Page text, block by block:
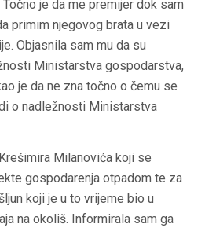
je da me premijer dok sam
primim njegovog brata u vezi
Objasnila sam mu da su
Ministarstva gospodarstva,
je da ne zna točno o čemu se
o nadležnosti Ministarstva
Milanovića koji se
gospodarenja otpadom te za
koji je u to vrijeme bio u
na okoliš. Informirala sam ga